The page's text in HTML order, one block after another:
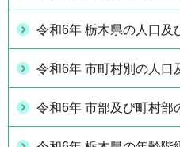
令和6年 栃木県の人口及
令和6年 市町村別の人口
令和6年 市部及び町村部